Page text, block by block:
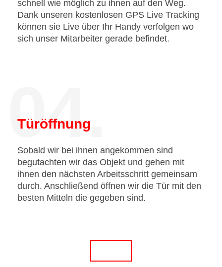
schnell wie möglich zu ihnen auf den Weg.
Dank unseren kostenlosen GPS Live Tracking
können sie Live über Ihr Handy verfolgen wo
sich unser Mitarbeiter gerade befindet.
04.
Türöffnung
Sobald wir bei ihnen angekommen sind
begutachten wir das Objekt und gehen mit
ihnen den nächsten Arbeitsschritt gemeinsam
durch. Anschließend öffnen wir die Tür mit den
besten Mitteln die gegeben sind.